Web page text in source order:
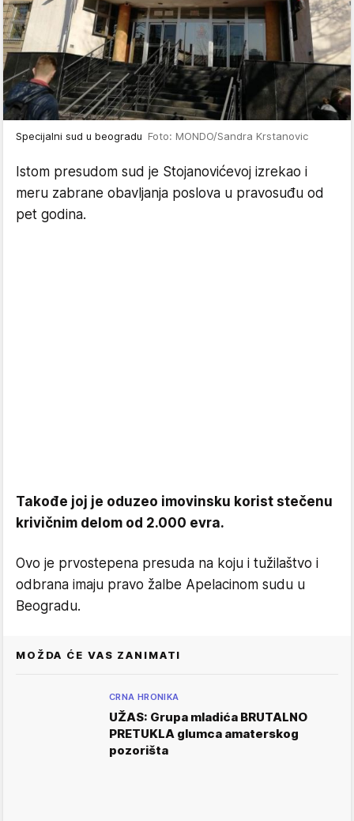
Specijalni sud u beogradu Foto: MONDO/Sandra Krstanovic
Istom presudom sud je Stojanovićevoj izrekao i
meru zabrane obavljanja poslova u pravosuđu od
pet godina.
Takođe joj je oduzeo imovinsku korist stečenu
krivičnim delom od 2.000 evra.
Ovo je prvostepena presuda na koju i tužilaštvo i
odbrana imaju pravo žalbe Apelacinom sudu u
Beogradu.
MOŽDA ĆE VAS ZANIMATI
CRNA HRONIKA
UŽAS: Grupa mladića BRUTALNO
PRETUKLA glumca amaterskog
pozorišta